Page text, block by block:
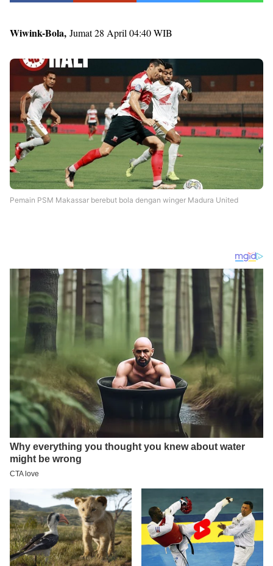
Wiwink-Bola, Jumat 28 April 04:40 WIB
Pemain PSM Makassar berebut bola dengan winger Madura United